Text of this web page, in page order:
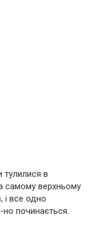
тулилися в
самому верхньому
і все одно
починається.